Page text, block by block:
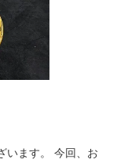
います。 今回、お